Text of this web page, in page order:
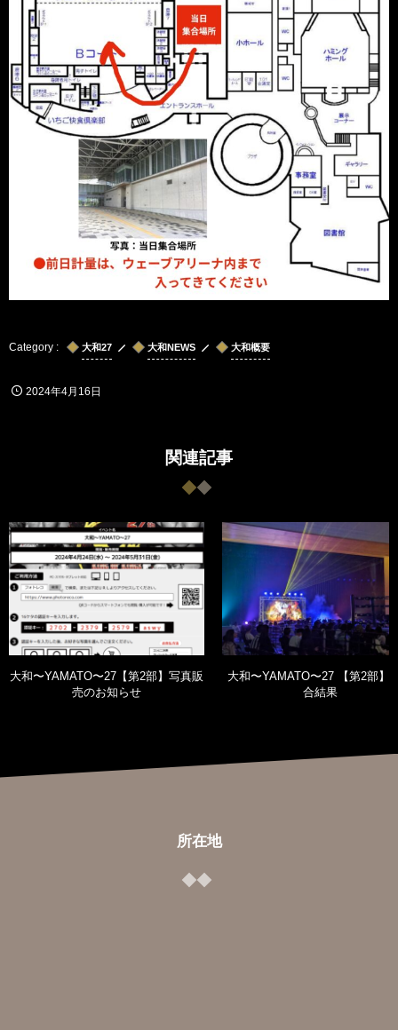
大和27 大和NEWS 大和概要
2024年4月16日
関連記事
大和〜YAMATO〜27【第2部】写真販
売のお知らせ
大和〜YAMATO〜27 【第2部】
合結果
所在地